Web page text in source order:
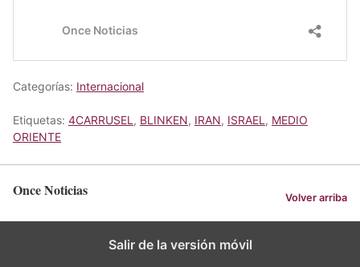
Categorías: Internacional
Etiquetas: 4CARRUSEL , BLINKEN, IRAN, ISRAEL , MEDIO
ORIENTE
Once Noticias Volver arriba
Salir de la versión móvil